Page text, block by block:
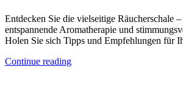
Entdecken Sie die vielseitige Räucherschale
entspannende Aromatherapie und
Holen Sie sich Tipps und Empfehlungen für
Continue reading